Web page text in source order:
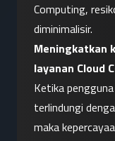
Computing,
diminimalisir.
Meningkatkan
layanan Cloud
Ketika
terlindungi
maka